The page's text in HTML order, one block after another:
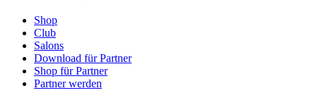
Shop
Club
Salons
Download für Partner
Shop für Partner
Partner werden